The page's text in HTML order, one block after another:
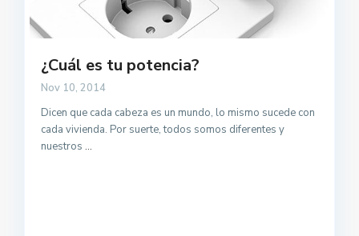
¿Cuál es tu potencia?
Nov 10, 2014
Dicen que cada cabeza es un mundo, lo mismo sucede con
cada vivienda. Por suerte, todos somos diferentes y
nuestros...